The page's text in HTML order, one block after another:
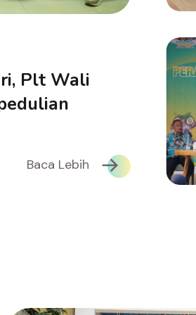
Plt Wali
Baca Lebih